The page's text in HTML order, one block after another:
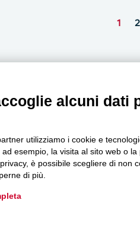
1 2
alcuni dati
utilizziamo i cookie e
esempio, la visita al sito web o la
è possibile scegliere di non
di più.